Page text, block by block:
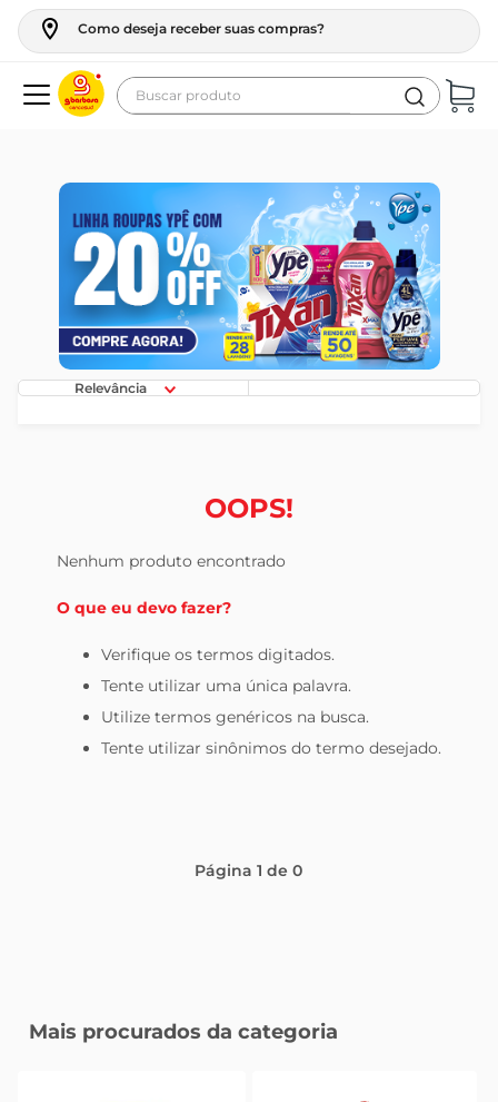
Como deseja receber suas compras?
Buscar produto
Relevância
OOPS!
Nenhum produto encontrado
O que eu devo fazer?
Verifique os termos digitados.
Tente utilizar uma única palavra.
Utilize termos genéricos na busca.
Tente utilizar sinônimos do termo desejado.
Página1 de0
Mais procurados da categoria
geladeira
maquina lavar
fogao
café
cerveja
frango